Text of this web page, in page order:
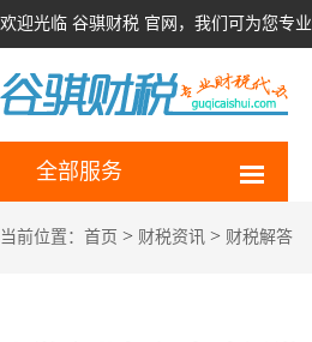
欢迎光临 谷骐财税 官网，我们可为您专
全部服务
当前位置： 首页 > 财税资讯 > 财税解答